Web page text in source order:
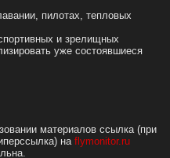
пилотах, тепловых
и зрелищных
уже состоявшиеся
материалов ссылка (при
на flymonitor.ru